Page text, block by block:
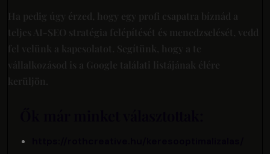
Ha pedig úgy érzed, hogy egy profi csapatra bíznád a
teljes AI-SEO stratégia felépítését és menedzselését, vedd
fel velünk a kapcsolatot. Segítünk, hogy a te
vállalkozásod is a Google találati listájának élére
kerüljön.